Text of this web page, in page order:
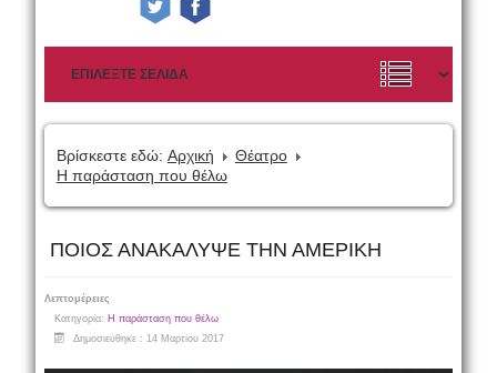
Βρίσκεστε εδώ: Αρχική
Θέατρο
Η παράσταση που θέλω
ΠΟΙΟΣ ΑΝΑΚΑΛΥΨΕ ΤΗΝ ΑΜΕΡΙΚΗ
Λεπτομέρειες
Κατηγορία: Η παράσταση που θέλω
Δημοσιεύθηκε : 14 Μαρτίου 2017